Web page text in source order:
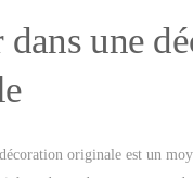
une
originale est un